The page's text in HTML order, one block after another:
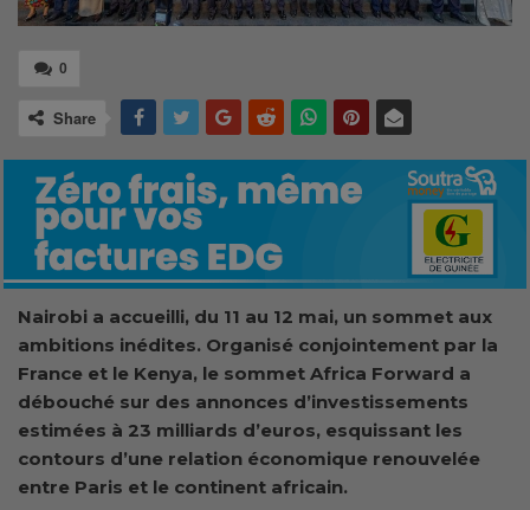
0
Share
Nairobi a accueilli, du 11 au 12 mai, un sommet aux
ambitions inédites. Organisé conjointement par la
France et le Kenya, le sommet Africa Forward a
débouché sur des annonces d’investissements
estimées à 23 milliards d’euros, esquissant les
contours d’une relation économique renouvelée
entre Paris et le continent africain.